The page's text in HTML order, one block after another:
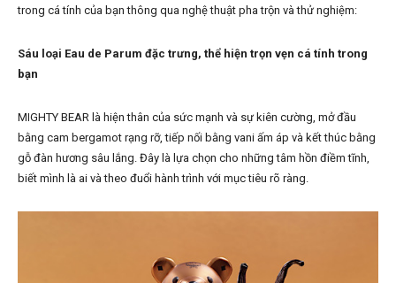
trong cá tính của bạn thông qua nghệ thuật pha trộn và thử nghiệm:
Sáu loại Eau de Parum đặc trưng, thể hiện trọn vẹn cá tính trong
bạn
MIGHTY BEAR là hiện thân của sức mạnh và sự kiên cường, mở đầu
bằng cam bergamot rạng rỡ, tiếp nối bằng vani ấm áp và kết thúc bằng
gỗ đàn hương sâu lắng. Đây là lựa chọn cho những tâm hồn điềm tĩnh,
biết mình là ai và theo đuổi hành trình với mục tiêu rõ ràng.